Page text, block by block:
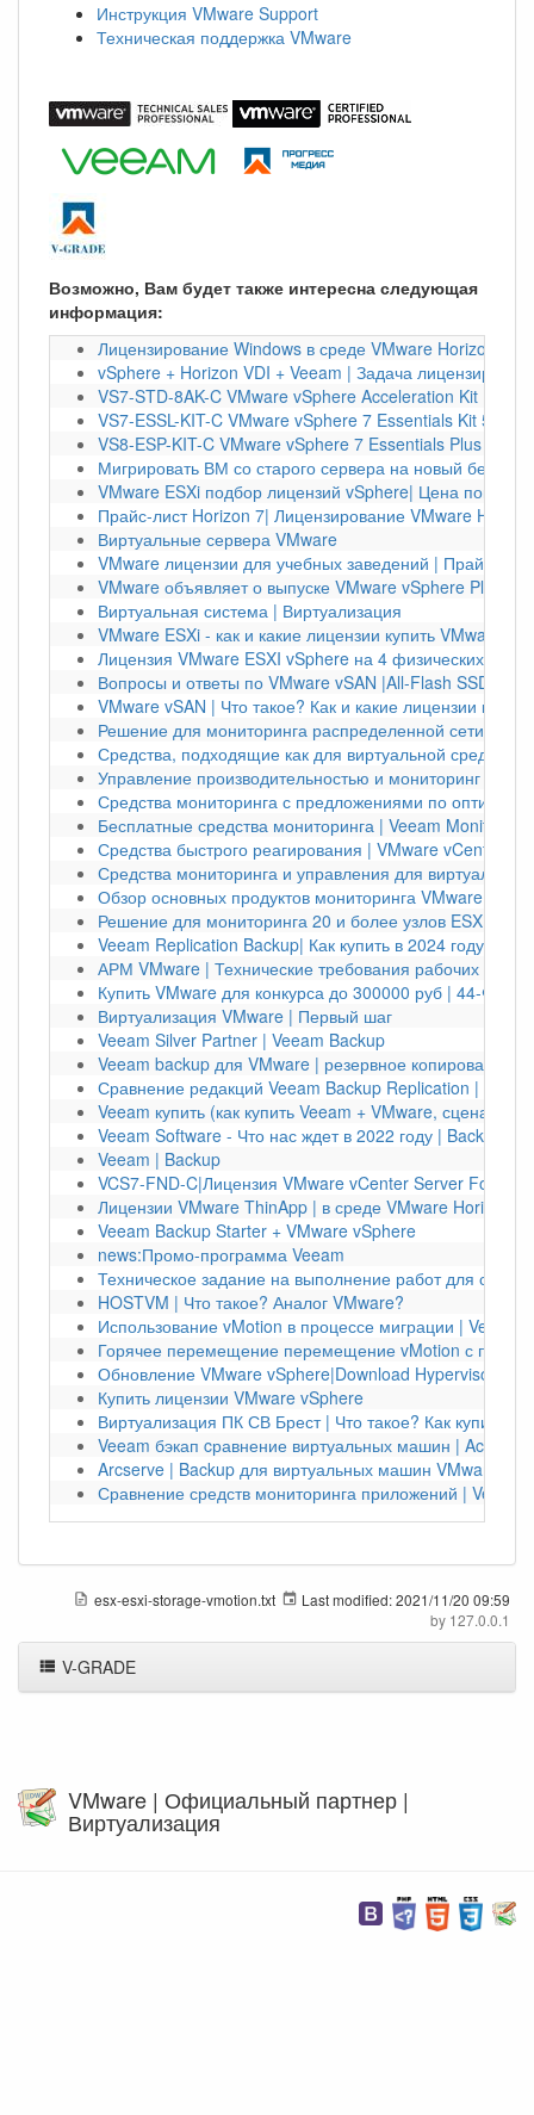
Инструкция VMware Support
Техническая поддержка VMware
Возможно, Вам будет также интересна следующая
информация:
Лицензирование Windows в среде VMware Horizon |
vSphere + Horizon VDI + Veeam | Задача
VS7-STD-8AK-C VMware vSphere Acceleration Kit |
VS7-ESSL-KIT-C VMware vSphere 7 Essentials Kit
VS8-ESP-KIT-C VMware vSphere 7 Essentials Plus |
Мигрировать ВМ со старого сервера на новый без
VMware ESXi подбор лицензий vSphere| Цена покупки
Прайс-лист Horizon 7| Лицензирование VMware
Виртуальные сервера VMware
VMware лицензии для учебных заведений | Прайс-лист
VMware объявляет о выпуске VMware vSphere
Виртуальная система | Виртуализация
VMware ESXi - как и какие лицензии купить VMware
Лицензия VMware ESXI vSphere на 4 физических
Вопросы и ответы по VMware vSAN |All-Flash SSD
VMware vSAN | Что такое? Как и какие лицензии
Решение для мониторинга распределенной сети
Средства, подходящие как для виртуальной среды,
Управление производительностью и мониторинг
Средства мониторинга с предложениями по
Бесплатные средства мониторинга | Veeam Monitor
Средства быстрого реагирования | VMware vCenter
Средства мониторинга и управления для
Обзор основных продуктов мониторинга VMware |
Решение для мониторинга 20 и более узлов ESX
Veeam Replication Backup| Как купить в 2024 году?
АРМ VMware | Технические требования рабочих мест
Купить VMware для конкурса до 300000 руб | 44-ФЗ
Виртуализация VMware | Первый шаг
Veeam Silver Partner | Veeam Backup
Veeam backup для VMware | резервное копирование
Сравнение редакций Veeam Backup Replication |
Veeam купить (как купить Veeam + VMware, сценарий
Veeam Software - Что нас ждет в 2022 году | Backup
Veeam | Backup
VCS7-FND-C|Лицензия VMware vCenter Server
Лицензии VMware ThinApp | в среде VMware Horizon
Veeam Backup Starter + VMware vSphere
news:Промо-программа Veeam
Техническое задание на выполнение работ для
HOSTVM | Что такое? Аналог VMware?
Использование vMotion в процессе миграции | Veeam
Горячее перемещение перемещение vMotion с
Обновление VMware vSphere|Download Hypervisor
Купить лицензии VMware vSphere
Виртуализация ПК СВ Брест | Что такое? Как купить?
Veeam бэкап cравнение виртуальных машин | Acronis
Arcserve | Backup для виртуальных машин VMware
Сравнение средств мониторинга приложений | Veeam
esx-esxi-storage-vmotion.txt Last modified:2021/11/20 09:59
by 127.0.0.1
V-GRADE
VMware | Официальный партнер |
Виртуализация